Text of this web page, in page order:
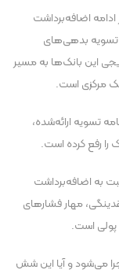
ادامه اضافه‌برداشت
تسویه بدهی‌های
این بانک‌ها به مسیر
مرکزی است.
تسویه ارائه‌شده،
رفع کرده است.
به اضافه‌برداشت
مهار فشار‌های
پولی است.
می‌شود و آیا این شش